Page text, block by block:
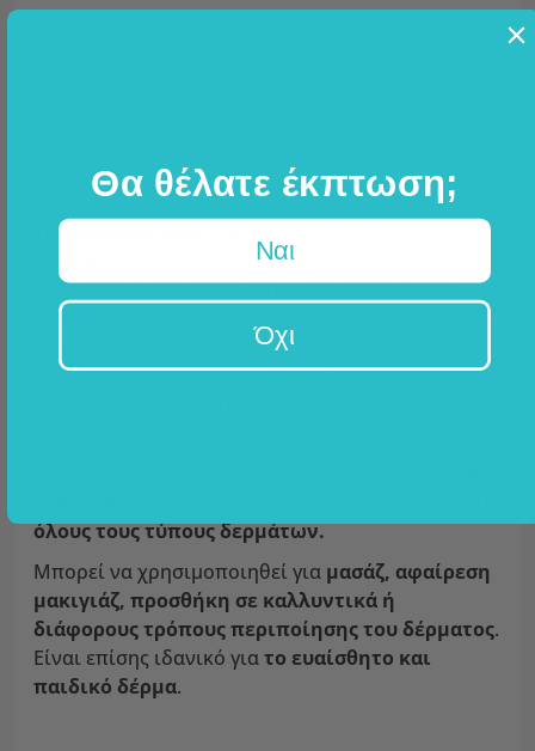
Το αμυγδαλέλαιο
του αμυγδάλου και αποτελεί ένα από τα
παλαιότερα πρόσθετα στην κοσμετολογία. Τα
αμύγδαλα είναι καρποί που φημίζονται για τη
γλυκόπικρη γεύση τους. Το ποιοτικό έλαιο
αμυγδάλου διακρίνεται από το ξεθωριασμένο
όλους τους τύπους δερμάτων.
Μπορεί να χρησιμοποιηθεί για μασάζ, αφαίρεση
μακιγιάζ, προσθήκη σε καλλυντικά ή
διάφορους τρόπους περιποίησης του δέρματος.
Είναι επίσης ιδανικό γιατο ευαίσθητο και
παιδικό δέρμα.
Θα θέλατε έκπτωση;
Ναι
Όχι